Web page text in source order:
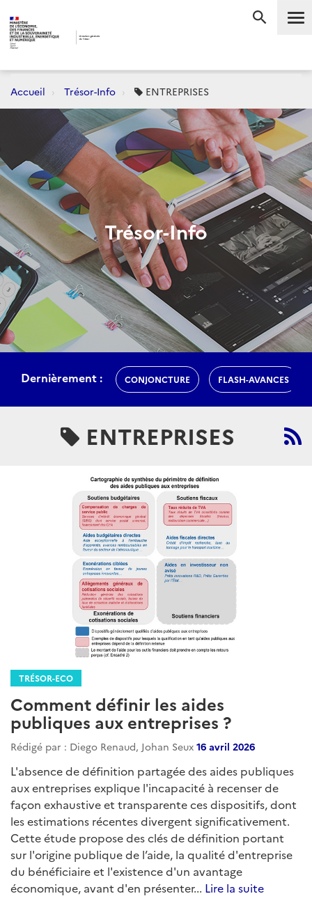
Accueil Trésor-Info ENTREPRISES
Trésor-Info
Dernièrement : CONJONCTURE FLASH-AVANCES
ENTREPRISES
TRÉSOR-ECO
Comment définir les aides
publiques aux entreprises ?
Rédigé par : Diego Renaud, Johan Seux 16 avril 2026
L'absence de définition partagée des aides publiques
aux entreprises explique l'incapacité à recenser de
façon exhaustive et transparente ces dispositifs, dont
les estimations récentes divergent significativement.
Cette étude propose des clés de définition portant
sur l'origine publique de l’aide, la qualité d'entreprise
du bénéficiaire et l'existence d'un avantage
économique, avant d'en présenter... Lire la suite